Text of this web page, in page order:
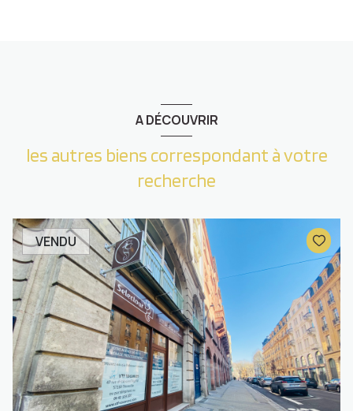
A DÉCOUVRIR
les autres biens correspondant à votre
recherche
VENDU